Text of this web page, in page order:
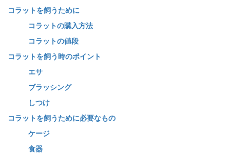
コラットを飼うために
コラットの購入方法
コラットの値段
コラットを飼う時のポイント
エサ
ブラッシング
しつけ
コラットを飼うために必要なもの
ケージ
食器